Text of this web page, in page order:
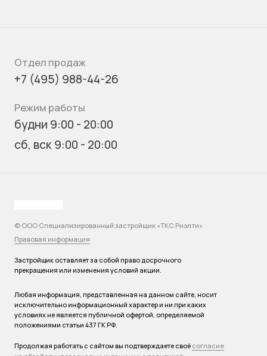
Отдел продаж
+7 (495) 988-44-26
Режим работы
будни 9:00 - 20:00
сб, вск 9:00 - 20:00
© ООО Специализированный застройщик «ТКС Риэлти»
Правовая информация
Застройщик оставляет за собой право досрочного
прекращения или изменения условий акции.
Любая информация, представленная на данном сайте, носит
исключительно информационный характер и ни при каких
условиях не является публичной офертой, определяемой
положениями статьи 437 ГК РФ.
Продолжая работать с сайтом вы подтверждаете своё согласие